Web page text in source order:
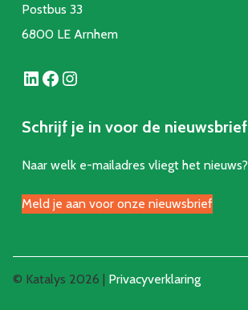
Postbus 33
6800 LE Arnhem
LinkedIn Facebook Instagram
Schrijf je in voor de nieuwsbrief
Naar welk e-mailadres vliegt het nieuws?
Meld je aan voor onze nieuwsbrief
© Katalys 2026 | Privacyverklaring